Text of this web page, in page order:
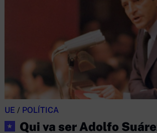
UE / POLÍTICA
★ Qui va ser Adolfo